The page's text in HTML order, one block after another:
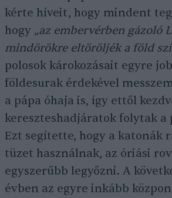
kérte híveit, hogy mindent
hogy „az embervérben gázoló
mindörökre eltöröljék a föld
polosok károkozásait egyre
földesurak érdekével
a pápa óhaja is, így ettől
kereszteshadjáratok folytak a
Ezt segítette, hogy a katonák
tüzet használnak, az óriási
egyszerűbb legyőzni. A
évben az egyre inkább